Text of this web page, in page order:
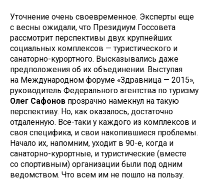
Уточнение очень своевременное. Эксперты еще
с весны ожидали, что Президиум Госсовета
рассмотрит перспективы двух крупнейших
социальных комплексов — туристического и
санаторно-курортного. Высказывались даже
предположения об их объединении. Выступая
на Международном форуме «Здравница — 2015»,
руководитель Федерального агентства по туризму
Олег Сафонов прозрачно намекнул на такую
перспективу. Но, как оказалось, достаточно
отдаленную. Все-таки у каждого из комплексов и
своя специфика, и свои накопившиеся проблемы.
Начало их, напомним, уходит в 90-е, когда и
санаторно-курортные, и туристические (вместе
со спортивным) организации были под одним
ведомством. Что всем им не пошло на пользу.